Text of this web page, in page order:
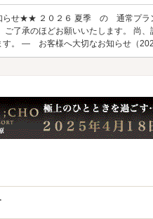
せ★★ ２０２６ 夏季 の 通常プラ
了承のほどお願いいたします。 尚
す。 ― お客様へ大切なお知らせ（